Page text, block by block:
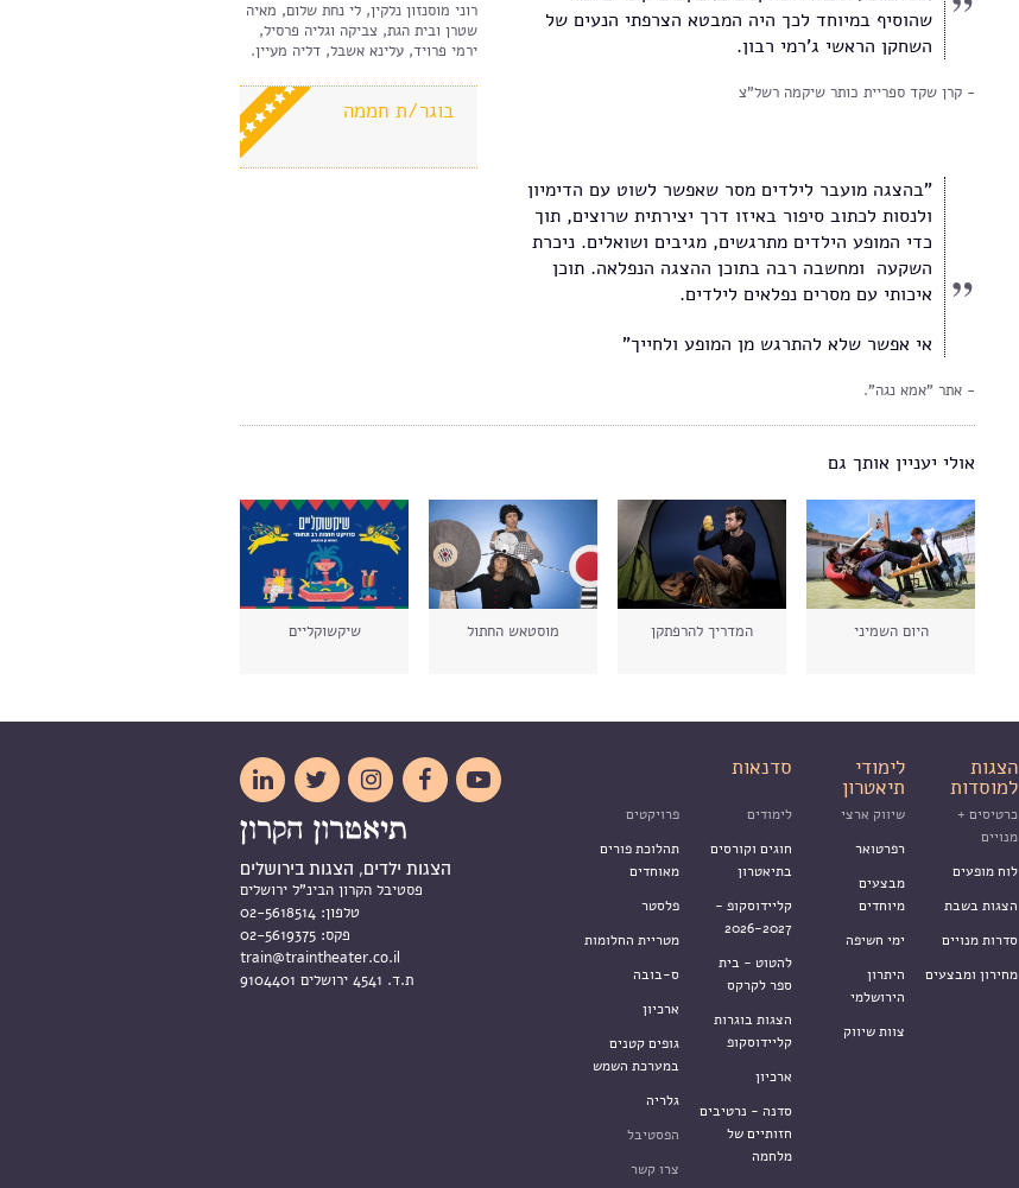
שהוסיף במיוחד לכך היה המבטא הצרפתי הנעים של
השחקן הראשי ג'רמי רבון.
קרן שקד ספריית כותר שיקמה רשל"צ
"בהצגה מועבר לילדים מסר שאפשר לשוט עם הדימיון
ולנסות לכתוב סיפור באיזו דרך יצירתית שרוצים, תוך
כדי המופע הילדים מתרגשים, מגיבים ושואלים. ניכרת
השקעה ומחשבה רבה בתוכן ההצגה הנפלאה. תוכן
איכותי עם מסרים נפלאים לילדים.
אי אפשר שלא להתרגש מן המופע ולחייך"
אתר "אמא נגה".
רוני מוסנזון נלקין, לי נחת שלום, מאיה
שטרן ובית הגת, צביקה וגליה פרסיל,
ירמי פרויד, עלינא אשבל, דליה מעיין.
בוגר/ת חממה
אולי יעניין אותך גם
היום השמיני המדריך להרפתקן מוסטאש החתול שיקשוקליים
הצגות
למוסדות
לימודי
תיאטרון
סדנאות
כרטיסים +
מנויים
לוח מופעים
הצגות בשבת
סדרות מנויים
מחירון ומבצעים
שיווק ארצי
רפרטואר
מבצעים
מיוחדים
ימי חשיפה
היתרון
הירושלמי
צוות שיווק
לימודים
חוגים וקורסים
בתיאטרון
קליידוסקופ -
2026-2027
להטוט - בית
ספר לקרקס
הצגות בוגרות
קליידוסקופ
ארכיון
סדנה - נרטיבים
חזותיים של
מלחמה
פרויקטים
תהלוכת פורים
מאוחדים
פלסטר
מטריית החלומות
ס-בובה
ארכיון
גופים קטנים
במערכת השמש
גלריה
הפסטיבל
צרו קשר





הצגות ילדים, הצגות בירושלים
פסטיבל הקרון הבינ"ל ירושלים
טלפון:
פקס:
train@traintheater.co.il
ת.ד. 4541 ירושלים 9104401